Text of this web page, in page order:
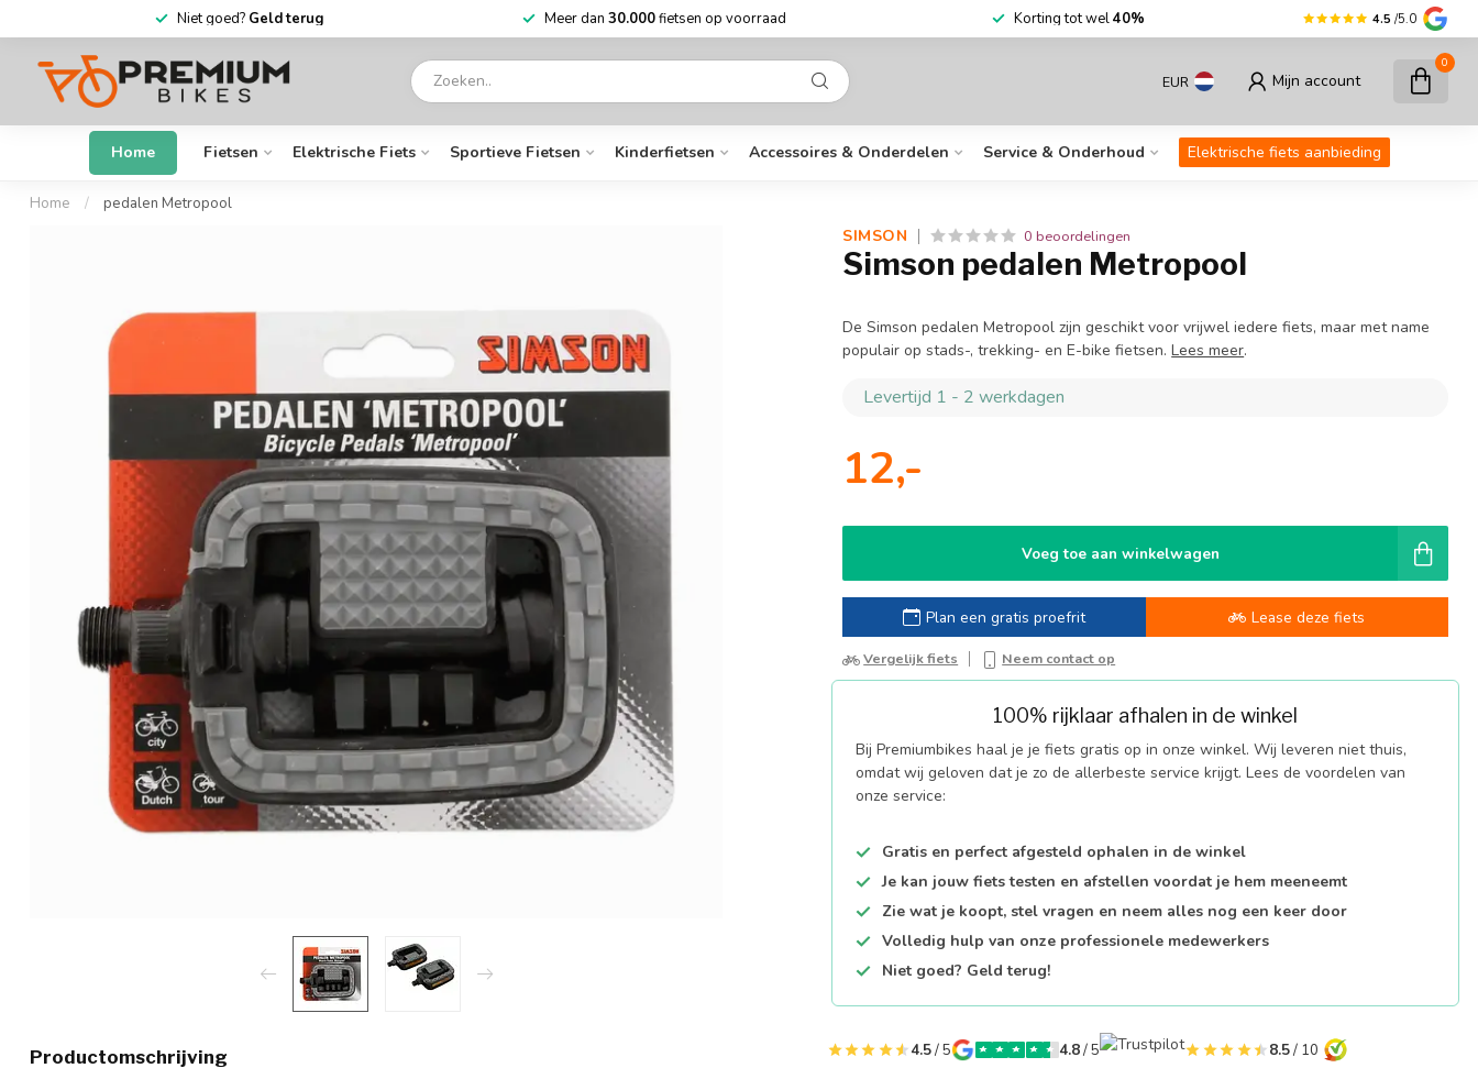
6 dagenper week open Niet goed?Geld terug Meer dan30.000fietsen op voorraad 4.5 /5.0
EUR Mijn account
0
Home Fietsen Elektrische Fiets Sportieve Fietsen Kinderfietsen Accessoires & Onderdelen Service & Onderhoud Elektrische fiets aanbieding
Home / pedalen Metropool
Productomschrijving
SIMSON 0 beoordelingen
Simson pedalen Metropool
De Simson pedalen Metropool zijn geschikt voor vrijwel iedere fiets, maar met name
populair op stads-, trekking- en E-bike fietsen.Lees meer.
Levertijd 1 - 2 werkdagen
12,-
Voeg toe aan winkelwagen
Plan een gratis proefrit Lease deze fiets
Vergelijk fiets Neem contact op
100% rijklaar afhalen in de winkel
Bij Premiumbikes haal je je fiets gratis op in onze winkel. Wij leveren niet thuis,
omdat wij geloven dat je zo de allerbeste service krijgt. Lees de voordelen van
onze service:
Gratis en perfect afgesteld ophalen in de winkel
Je kan jouw fiets testen en afstellen voordat je hem meeneemt
Zie wat je koopt, stel vragen en neem alles nog een keer door
Volledig hulp van onze professionele medewerkers
Niet goed? Geld terug!
4.5/ 5 4.8/ 5 8.5/ 10